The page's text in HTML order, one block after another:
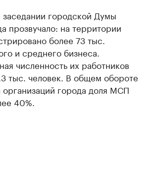
городской Думы
прозвучало: на территории
более 73 тыс.
и среднего бизнеса.
численность их работников
тыс. человек. В общем обороте
города доля МСП
40%.